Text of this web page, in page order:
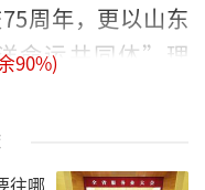
周年，更以山东
命运共同体”理
合作与高质量发
90%)
往哪